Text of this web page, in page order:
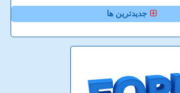
جدیدترین ها